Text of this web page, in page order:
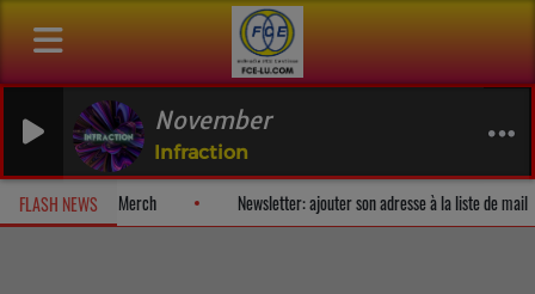
November
Infraction
FLASH NEWS
surprise! Fan Releases & Merch Newsletter: ajouter son